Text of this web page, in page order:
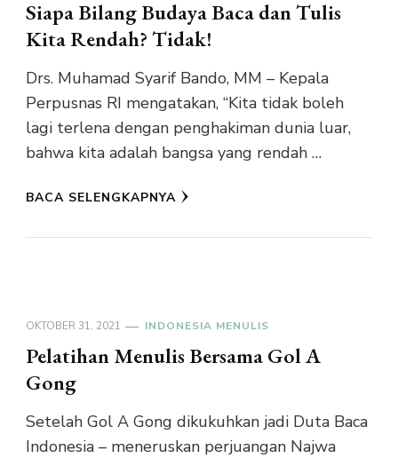
Siapa Bilang Budaya Baca dan Tulis
Kita Rendah? Tidak!
Drs. Muhamad Syarif Bando, MM – Kepala
Perpusnas RI mengatakan, “Kita tidak boleh
lagi terlena dengan penghakiman dunia luar,
bahwa kita adalah bangsa yang rendah …
BACA SELENGKAPNYA
OKTOBER 31, 2021 INDONESIA MENULIS
Pelatihan Menulis Bersama Gol A
Gong
Setelah Gol A Gong dikukuhkan jadi Duta Baca
Indonesia – meneruskan perjuangan Najwa